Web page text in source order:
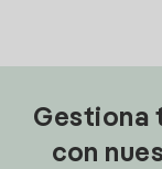
Gestiona
con